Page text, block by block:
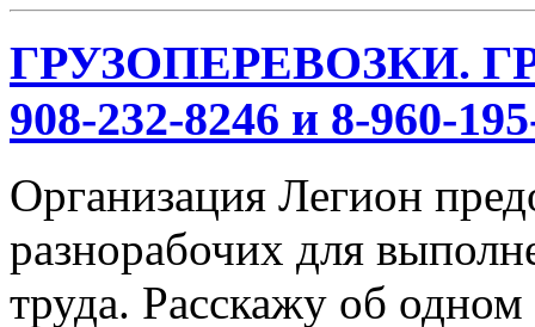
ГРУЗОПЕРЕВОЗКИ.
908-232-8246 и 8-960-
Организация Легион
разнорабочих для
труда. Расскажу об